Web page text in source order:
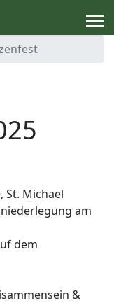
St. Michael
am
dem
&